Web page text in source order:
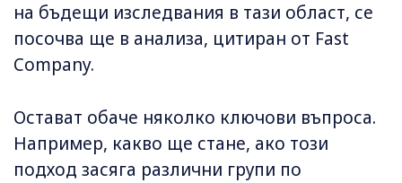
на бъдещи изследвания в тази област, се
посочва ще в анализа, цитиран от Fast
Company.
Остават обаче няколко ключови въпроса.
Например, какво ще стане, ако този
подход засяга различни групи по